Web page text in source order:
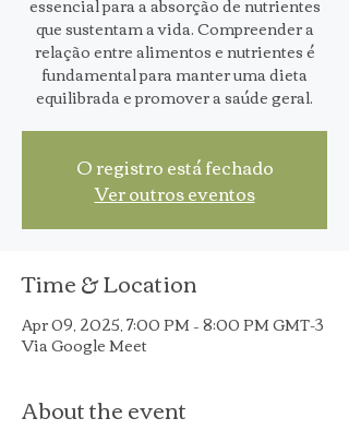
que sustentam a vida. Compreender a
relação entre alimentos e nutrientes é
fundamental para manter uma dieta
equilibrada e promover a saúde geral.
O registro está fechado
Ver outros eventos
Time & Location
Apr 09, 2025, 7:00 PM – 8:00 PM GMT-3
Via Google Meet
About the event